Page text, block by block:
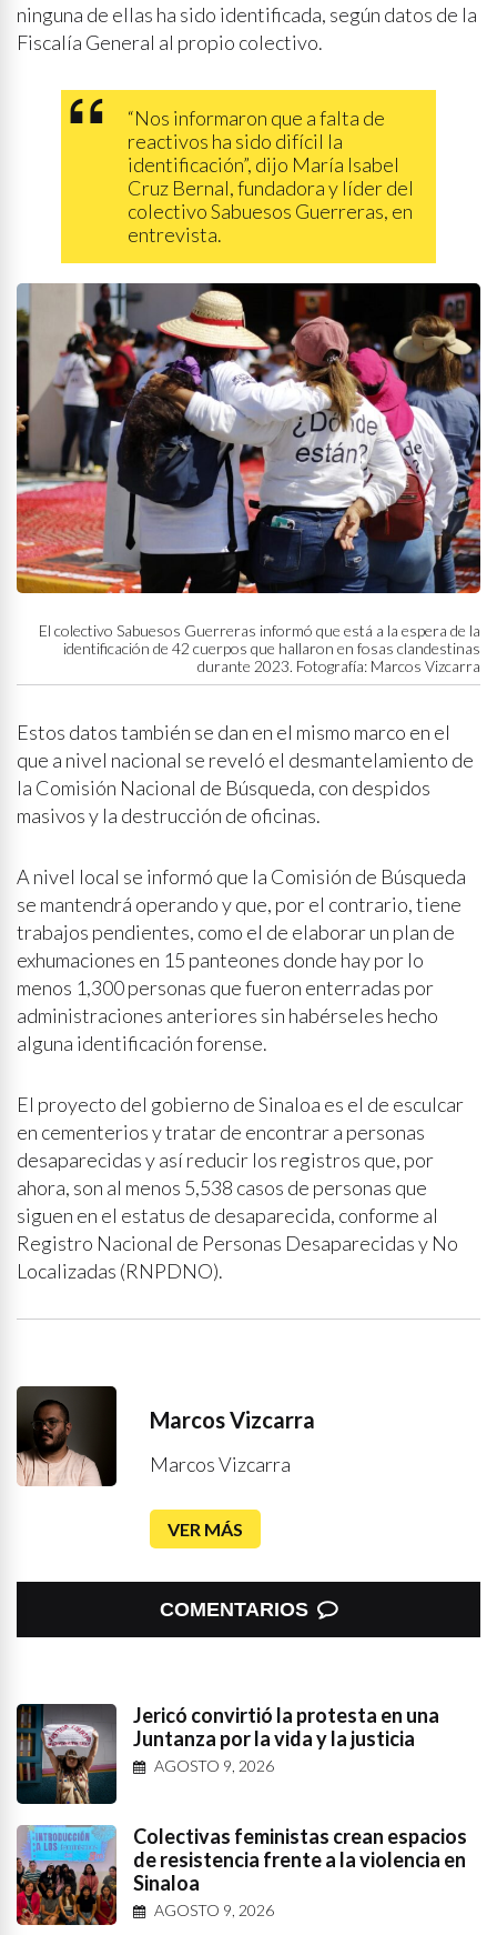
ninguna de ellas ha sido identificada, según datos de la
Fiscalía General al propio colectivo.
“Nos informaron que a falta de
reactivos ha sido difícil la
identificación”, dijo María Isabel
Cruz Bernal, fundadora y líder del
colectivo Sabuesos Guerreras, en
entrevista.
El colectivo Sabuesos Guerreras informó que está a la espera de la
identificación de 42 cuerpos que hallaron en fosas clandestinas
durante 2023. Fotografía: Marcos Vizcarra
Estos datos también se dan en el mismo marco en el
que a nivel nacional se reveló el desmantelamiento de
la Comisión Nacional de Búsqueda, con despidos
masivos y la destrucción de oficinas.
A nivel local se informó que la Comisión de Búsqueda
se mantendrá operando y que, por el contrario, tiene
trabajos pendientes, como el de elaborar un plan de
exhumaciones en 15 panteones donde hay por lo
menos 1,300 personas que fueron enterradas por
administraciones anteriores sin habérseles hecho
alguna identificación forense.
El proyecto del gobierno de Sinaloa es el de esculcar
en cementerios y tratar de encontrar a personas
desaparecidas y así reducir los registros que, por
ahora, son al menos 5,538 casos de personas que
siguen en el estatus de desaparecida, conforme al
Registro Nacional de Personas Desaparecidas y No
Localizadas (RNPDNO).
Marcos Vizcarra
Marcos Vizcarra
VER MÁS
COMENTARIOS
Jericó convirtió la protesta en una
Juntanza por la vida y la justicia
AGOSTO 9, 2026
Colectivas feministas crean espacios
de resistencia frente a la violencia en
Sinaloa
AGOSTO 9, 2026